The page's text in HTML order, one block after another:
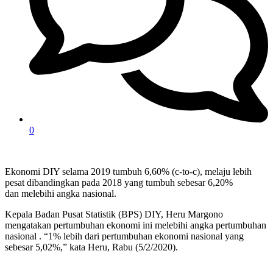
0
Ekonomi DIY selama 2019 tumbuh 6,60% (c-to-c), melaju lebih
pesat dibandingkan pada 2018 yang tumbuh sebesar 6,20%
dan melebihi angka nasional.
Kepala Badan Pusat Statistik (BPS) DIY, Heru Margono
mengatakan pertumbuhan ekonomi ini melebihi angka pertumbuhan
nasional . “1% lebih dari pertumbuhan ekonomi nasional yang
sebesar 5,02%,” kata Heru, Rabu (5/2/2020).